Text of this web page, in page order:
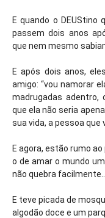
E quando o
passem dois anos
que nem mesmo
E após dois anos,
amigo: “vou namorar
madrugadas adentro,
que ela não seria
sua vida, a pessoa que
E agora, estão rumo
o de amar o mundo
não quebra facilmente...
E teve picada de
algodão doce e um